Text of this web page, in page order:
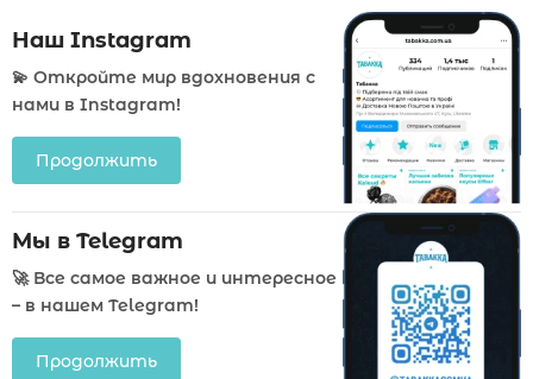
Наш Instagram
💫 Откройте мир вдохновения с
нами в Instagram!
Продолжить
Мы в Telegram
🚀 Все самое важное и интересное
– в нашем Telegram!
Продолжить